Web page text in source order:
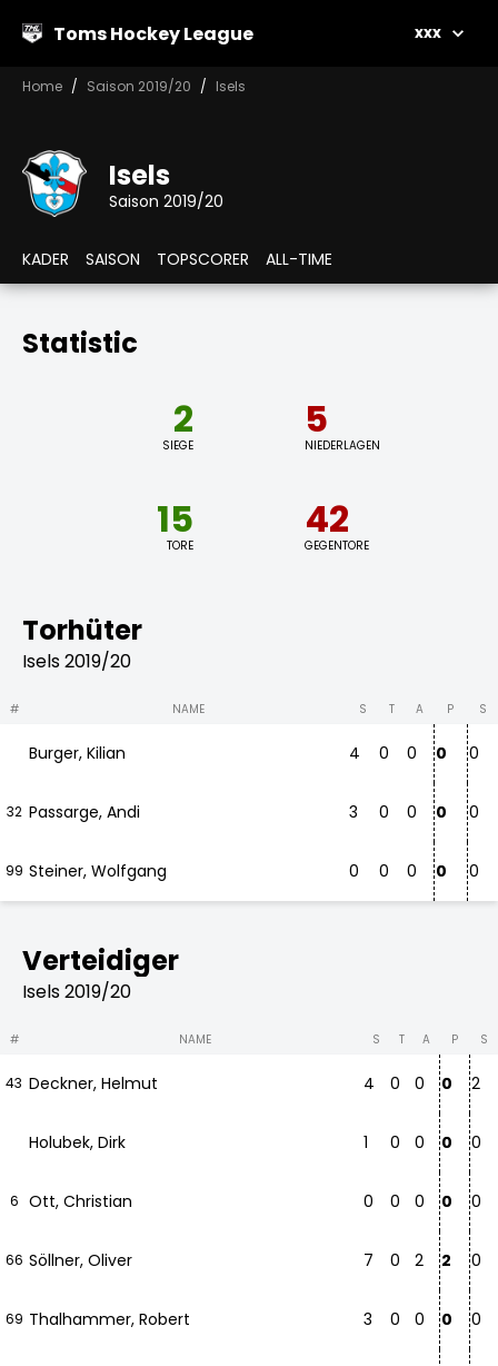
Toms Hockey League xxx
Home Saison 2019/20 Isels
Isels
Saison 2019/20
KADER SAISON TOPSCORER ALL-TIME
Statistic
2
SIEGE
5
NIEDERLAGEN
15
TORE
42
GEGENTORE
Torhüter
Isels 2019/20
# NAME S T A P S
Burger, Kilian 4 0 0 0 0
32 Passarge, Andi 3 0 0 0 0
99 Steiner, Wolfgang 0 0 0 0 0
Verteidiger
Isels 2019/20
# NAME S T A P S
43 Deckner, Helmut 4 0 0 0 2
Holubek, Dirk 1 0 0 0 0
6 Ott, Christian 0 0 0 0 0
66 Söllner, Oliver 7 0 2 2 0
69 Thalhammer, Robert 3 0 0 0 0